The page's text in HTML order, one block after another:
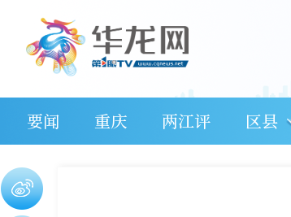
要闻 重庆 两江评 区县